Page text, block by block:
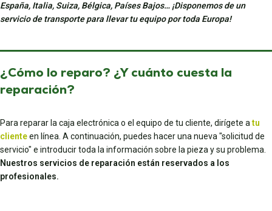
España, Italia, Suiza, Bélgica, Países Bajos… ¡Disponemos de un
servicio de transporte para llevar tu equipo por toda Europa!
¿Cómo lo reparo? ¿Y cuánto cuesta la
reparación?
Para reparar la caja electrónica o el equipo de tu cliente, dirígete atu
clienteen línea. A continuación, puedes hacer una nueva "solicitud de
servicio" e introducir toda la información sobre la pieza y su problema.
Nuestros servicios de reparación están reservados a los
profesionales.